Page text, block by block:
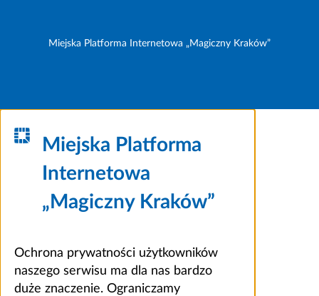
Miejska Platforma Internetowa „Magiczny Kraków”
Miejska Platforma
Internetowa
„Magiczny Kraków”
Ochrona prywatności użytkowników
naszego serwisu ma dla nas bardzo
duże znaczenie. Ograniczamy